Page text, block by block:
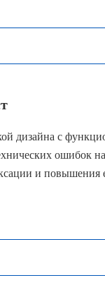
дизайна с
ошибок
и повышения